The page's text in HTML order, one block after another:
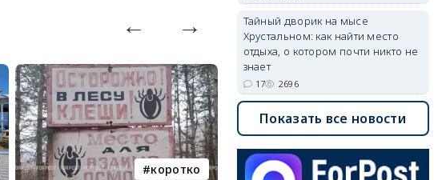
коротко Балаклава
Тайный дворик на мысе
Хрустальном: как найти место
отдыха, о котором почти никто не
знает
17 2696
Показать все новости